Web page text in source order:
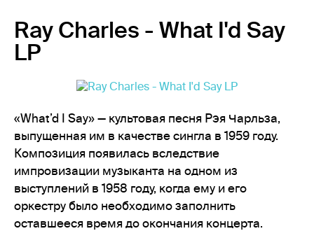
Ray Charles - What I'd Say
LP
«What’d I Say» — культовая песня Рэя Чарльза,
выпущенная им в качестве сингла в 1959 году.
Композиция появилась вследствие
импровизации музыканта на одном из
выступлений в 1958 году, когда ему и его
оркестру было необходимо заполнить
оставшееся время до окончания концерта.